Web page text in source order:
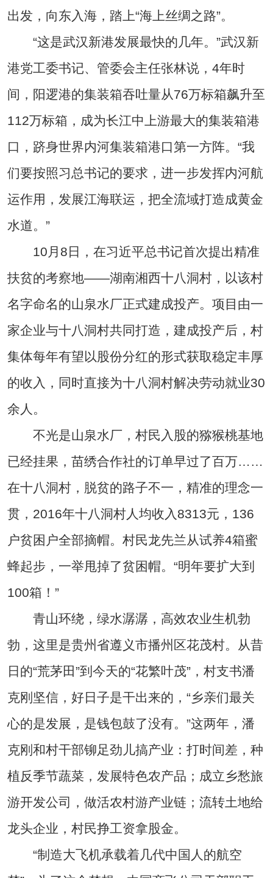
出发，向东入海，踏上“海上丝绸之路”。
“这是武汉新港发展最快的几年。”武汉新
港党工委书记、管委会主任张林说，4年时
间，阳逻港的集装箱吞吐量从76万标箱飙升至
112万标箱，成为长江中上游最大的集装箱港
口，跻身世界内河集装箱港口第一方阵。“我
们要按照习总书记的要求，进一步发挥内河航
运作用，发展江海联运，把全流域打造成黄金
水道。”
10月8日，在习近平总书记首次提出精准
扶贫的考察地——湖南湘西十八洞村，以该村
名字命名的山泉水厂正式建成投产。项目由一
家企业与十八洞村共同打造，建成投产后，村
集体每年有望以股份分红的形式获取稳定丰厚
的收入，同时直接为十八洞村解决劳动就业30
余人。
不光是山泉水厂，村民入股的猕猴桃基地
已经挂果，苗绣合作社的订单早过了百万……
在十八洞村，脱贫的路子不一，精准的理念一
贯，2016年十八洞村人均收入8313元，136
户贫困户全部摘帽。村民龙先兰从试养4箱蜜
蜂起步，一举甩掉了贫困帽。“明年要扩大到
100箱！”
青山环绕，绿水潺潺，高效农业生机勃
勃，这里是贵州省遵义市播州区花茂村。从昔
日的“荒茅田”到今天的“花繁叶茂”，村支书潘
克刚坚信，好日子是干出来的，“乡亲们最关
心的是发展，是钱包鼓了没有。”这两年，潘
克刚和村干部铆足劲儿搞产业：打时间差，种
植反季节蔬菜，发展特色农产品；成立乡愁旅
游开发公司，做活农村游产业链；流转土地给
龙头企业，村民挣工资拿股金。
“制造大飞机承载着几代中国人的航空